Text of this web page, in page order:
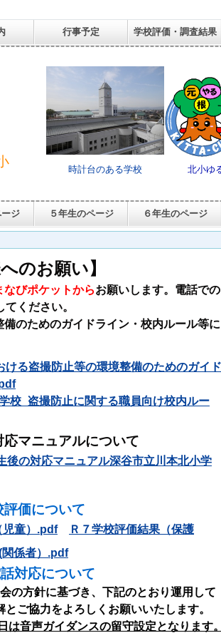
行事予定 学校評価・調査結果
時計台のある学校 北小ゆ
ジ ５年生のページ ６年生のページ
のお願い】
なびポケットからお願いします。電話での
ください。
のためのガイドライン・校内ルール等に
ける盗撮防止等の環境整備のためのガイド
校_盗撮防止に関する職員向け校内ルー
マニュアルについて
後の対応マニュアル深谷市立川本北小学
価について
児童）.pdf
Ｒ７学校評価結果（保護
関係者）.pdf
対応について
方針に基づき、下記のとおり運用して
ご協力をよろしくお願いいたします。
は音声ガイダンスの留守設定となります。